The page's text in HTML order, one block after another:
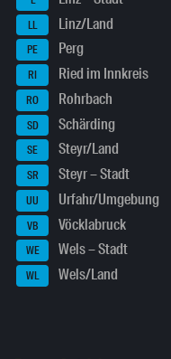
LL Linz/Land
PE Perg
RI Ried im Innkreis
RO Rohrbach
SD Schärding
SE Steyr/Land
SR Steyr – Stadt
UU Urfahr/Umgebung
VB Vöcklabruck
WE Wels – Stadt
WL Wels/Land